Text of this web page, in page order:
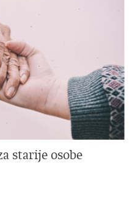
starije osobe